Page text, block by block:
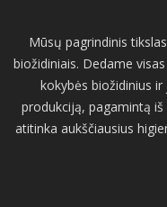
Mūsų pagrindinis
biožidiniais. Dedame
kokybės biožidinius
produkciją, pagamintą
atitinka aukščiausius